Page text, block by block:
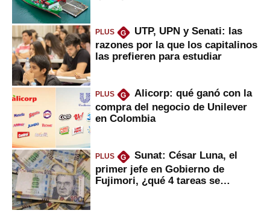
PLUS G
UTP, UPN y Senati: las
razones por la que los capitalinos
las prefieren para estudiar
PLUS G
Alicorp: qué ganó con la
compra del negocio de Unilever
en Colombia
PLUS G
Sunat: César Luna, el
primer jefe en Gobierno de
Fujimori, ¿qué 4 tareas se